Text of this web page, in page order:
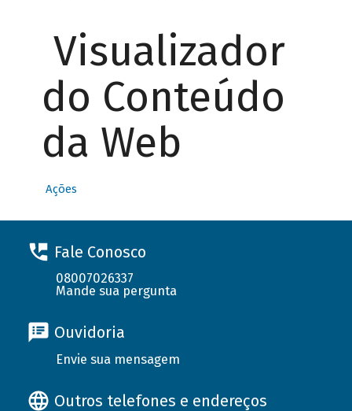
Visualizador
do Conteúdo
da Web
Ações
Fale Conosco
08007026337
Mande sua pergunta
Ouvidoria
Envie sua mensagem
Outros telefones e endereços